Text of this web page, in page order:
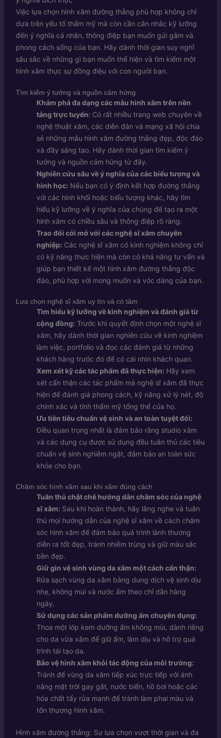
Việc lựa chọn hình xăm đường thẳng phù hợp không chỉ
dựa trên yếu tố thẩm mỹ mà còn cần cân nhắc kỹ lưỡng
đến ý nghĩa cá nhân, thông điệp bạn muốn gửi gắm và
phong cách sống của bạn. Hãy dành thời gian suy nghĩ
sâu sắc về những gì bạn muốn thể hiện và tìm kiếm một
hình xăm thực sự đồng điệu với con người bạn.
Tìm kiếm ý tưởng và nguồn cảm hứng
Khám phá đa dạng các mẫu hình xăm trên nền
tảng trực tuyến: Có rất nhiều trang web chuyên về
nghệ thuật xăm, các diễn đàn và mạng xã hội chia
sẻ những mẫu hình xăm đường thẳng đẹp, độc đáo
và đầy sáng tạo. Hãy dành thời gian tìm kiếm ý
tưởng và nguồn cảm hứng từ đây.
Nghiên cứu sâu về ý nghĩa của các biểu tượng và
hình học: Nếu bạn có ý định kết hợp đường thẳng
với các hình khối hoặc biểu tượng khác, hãy tìm
hiểu kỹ lưỡng về ý nghĩa của chúng để tạo ra một
hình xăm có chiều sâu và thông điệp rõ ràng.
Trao đổi cởi mở với các nghệ sĩ xăm chuyên
nghiệp: Các nghệ sĩ xăm có kinh nghiệm không chỉ
có kỹ năng thực hiện mà còn có khả năng tư vấn và
giúp bạn thiết kế một hình xăm đường thẳng độc
đáo, phù hợp với mong muốn và vóc dáng của bạn.
Lựa chọn nghệ sĩ xăm uy tín và có tâm
Tìm hiểu kỹ lưỡng về kinh nghiệm và đánh giá từ
cộng đồng: Trước khi quyết định chọn một nghệ sĩ
xăm, hãy dành thời gian nghiên cứu về kinh nghiệm
làm việc, portfolio và đọc các đánh giá từ những
khách hàng trước đó để có cái nhìn khách quan.
Xem xét kỹ các tác phẩm đã thực hiện: Hãy xem
xét cẩn thận các tác phẩm mà nghệ sĩ xăm đã thực
hiện để đánh giá phong cách, kỹ năng xử lý nét, độ
chính xác và tính thẩm mỹ tổng thể của họ.
Ưu tiên tiêu chuẩn vệ sinh và an toàn tuyệt đối:
Điều quan trọng nhất là đảm bảo rằng studio xăm
và các dụng cụ được sử dụng đều tuân thủ các tiêu
chuẩn vệ sinh nghiêm ngặt, đảm bảo an toàn sức
khỏe cho bạn.
Chăm sóc hình xăm sau khi xăm đúng cách
Tuân thủ chặt chẽ hướng dẫn chăm sóc của nghệ
sĩ xăm: Sau khi hoàn thành, hãy lắng nghe và tuân
thủ mọi hướng dẫn của nghệ sĩ xăm về cách chăm
sóc hình xăm để đảm bảo quá trình lành thương
diễn ra tốt đẹp, tránh nhiễm trùng và giữ màu sắc
bền đẹp.
Giữ gìn vệ sinh vùng da xăm một cách cẩn thận:
Rửa sạch vùng da xăm bằng dung dịch vệ sinh dịu
nhẹ, không mùi và nước ấm theo chỉ dẫn hàng
ngày.
Sử dụng các sản phẩm dưỡng ẩm chuyên dụng:
Thoa một lớp kem dưỡng ẩm không mùi, dành riêng
cho da vừa xăm để giữ ẩm, làm dịu và hỗ trợ quá
trình tái tạo da.
Bảo vệ hình xăm khỏi tác động của môi trường:
Tránh để vùng da xăm tiếp xúc trực tiếp với ánh
nắng mặt trời gay gắt, nước biển, hồ bơi hoặc các
hóa chất tẩy rửa mạnh để tránh làm phai màu và
tổn thương hình xăm.
Hình xăm đường thẳng: Sự lựa chọn vượt thời gian và đa